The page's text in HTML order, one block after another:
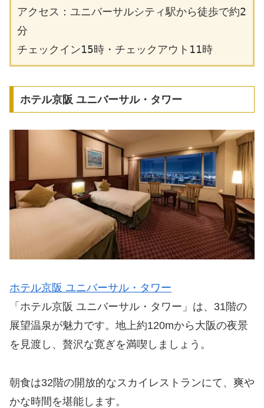
アクセス：ユニバーサルシティ駅から徒歩で約2
分
チェックイン15時・チェックアウト11時
ホテル京阪 ユニバーサル・タワー
ホテル京阪 ユニバーサル・タワー
「ホテル京阪 ユニバーサル・タワー」は、31階の
展望温泉が魅力です。地上約120mから大阪の夜景
を見渡し、贅沢な寛ぎを満喫しましょう。
朝食は32階の開放的なスカイレストランにて、爽や
かな時間を堪能します。